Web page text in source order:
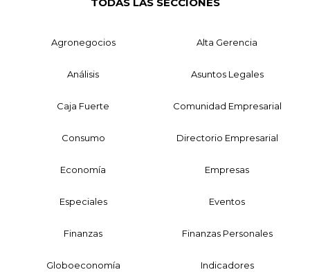
Agronegocios Alta Gerencia
Análisis Asuntos Legales
Caja Fuerte Comunidad Empresarial
Consumo Directorio Empresarial
Economía Empresas
Especiales Eventos
Finanzas Finanzas Personales
Globoeconomía Indicadores